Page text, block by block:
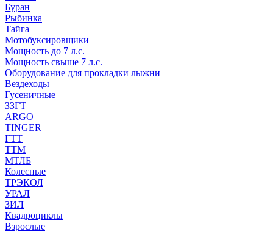
Буран
Рыбинка
Тайга
Мотобуксировщики
Мощность до 7 л.с.
Мощность свыше 7 л.с.
Оборудование для прокладки лыжни
Вездеходы
Гусеничные
ЗЗГТ
ARGO
TINGER
ГТТ
ТТМ
МТЛБ
Колесные
ТРЭКОЛ
УРАЛ
ЗИЛ
Квадроциклы
Взрослые